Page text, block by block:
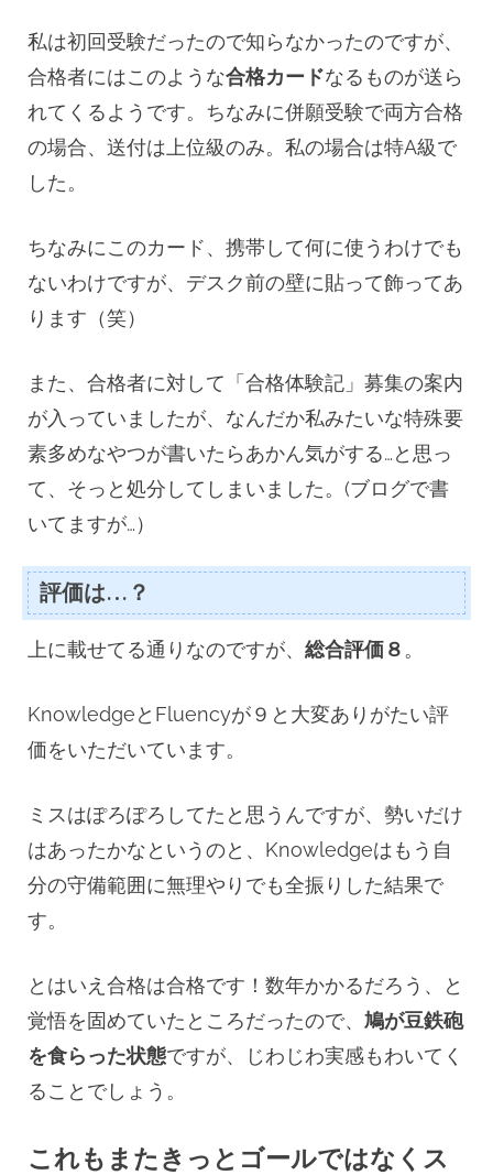
私は初回受験だったので知らなかったのですが、
合格者にはこのような合格カードなるものが送ら
れてくるようです。ちなみに併願受験で両方合格
の場合、送付は上位級のみ。私の場合は特A級で
した。
ちなみにこのカード、携帯して何に使うわけでも
ないわけですが、デスク前の壁に貼って飾ってあ
ります（笑）
また、合格者に対して「合格体験記」募集の案内
が入っていましたが、なんだか私みたいな特殊要
素多めなやつが書いたらあかん気がする…と思っ
て、そっと処分してしまいました。(ブログで書
いてますが…）
評価は…？
上に載せてる通りなのですが、 総合評価８ 。
KnowledgeとFluencyが９と大変ありがたい評
価をいただいています。
ミスはぽろぽろしてたと思うんですが、勢いだけ
はあったかなというのと、Knowledgeはもう自
分の守備範囲に無理やりでも全振りした結果で
す。
とはいえ合格は合格です！数年かかるだろう、と
覚悟を固めていたところだったので、 鳩が豆鉄砲
を食らった状態ですが、じわじわ実感もわいてく
ることでしょう。
これもまたきっとゴールではなくス